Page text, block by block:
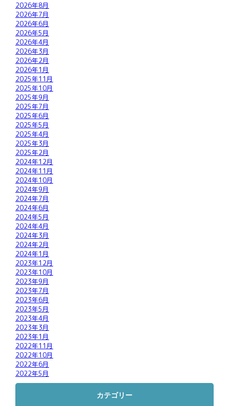
2026年8月
2026年7月
2026年6月
2026年5月
2026年4月
2026年3月
2026年2月
2026年1月
2025年11月
2025年10月
2025年9月
2025年7月
2025年6月
2025年5月
2025年4月
2025年3月
2025年2月
2024年12月
2024年11月
2024年10月
2024年9月
2024年7月
2024年6月
2024年5月
2024年4月
2024年3月
2024年2月
2024年1月
2023年12月
2023年10月
2023年9月
2023年7月
2023年6月
2023年5月
2023年4月
2023年3月
2023年1月
2022年11月
2022年10月
2022年6月
2022年5月
カテゴリー